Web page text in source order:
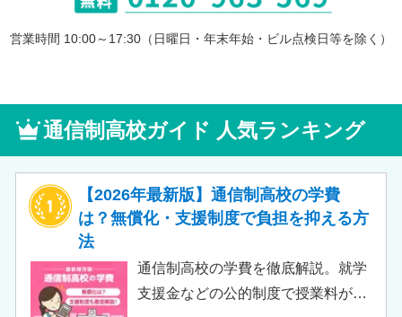
営業時間 10:00～17:30（日曜日・年末年始・ビル点検日等を除く）
通信制高校ガイド 人気ランキング
【2026年最新版】通信制高校の学費
は？無償化・支援制度で負担を抑える方
法
通信制高校の学費を徹底解説。就学
支援金などの公的制度で授業料が実